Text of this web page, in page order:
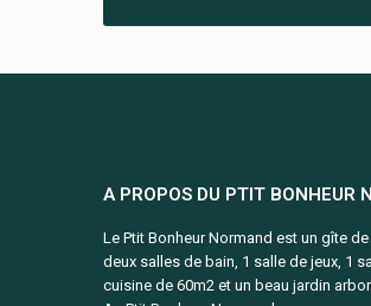
A PROPOS DU PTIT BONHEUR
Le Ptit Bonheur Normand est un gîte
deux salles de bain, 1 salle de jeux, 1
cuisine de 60m2 et un beau jardin